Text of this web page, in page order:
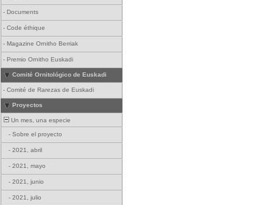
- Documents
- Code éthique
- Magazine Ornitho Berriak
- Premio Ornitho Euskadi
Comité Ornitológico de Euskadi
- Comité de Rarezas de Euskadi
Proyectos
Un mes, una especie
- Sobre el proyecto
- 2021, abril
- 2021, mayo
- 2021, junio
- 2021, julio